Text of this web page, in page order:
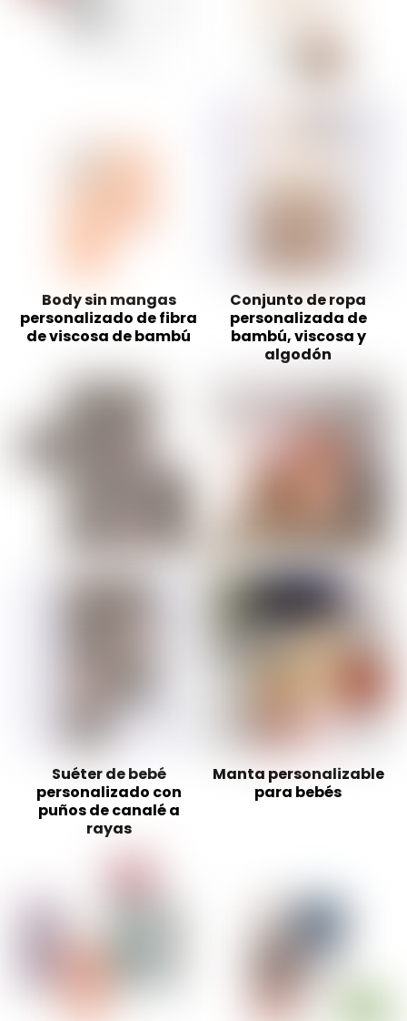
Body sin mangas
personalizado de fibra
de viscosa de bambú
Conjunto de ropa
personalizada de
bambú, viscosa y
algodón
Suéter de bebé
personalizado con
puños de canalé a
rayas
Manta personalizable
para bebés